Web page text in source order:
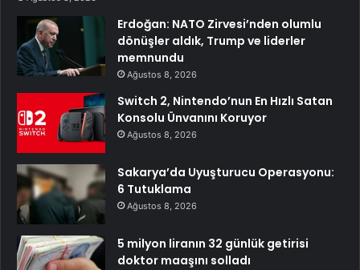
Erdoğan: NATO Zirvesi’nden olumlu
dönüşler aldık, Trump ve liderler
memnundu
Ağustos 8, 2026
Switch 2, Nintendo’nun En Hızlı Satan
Konsolu Ünvanını Koruyor
Ağustos 8, 2026
Sakarya’da Uyuşturucu Operasyonu:
6 Tutuklama
Ağustos 8, 2026
5 milyon liranın 32 günlük getirisi
doktor maaşını solladı